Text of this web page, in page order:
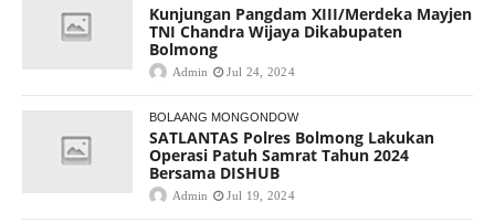
Kunjungan Pangdam XIII/Merdeka Mayjen
TNI Chandra Wijaya Dikabupaten
Bolmong
Admin Jul 24, 2024
BOLAANG MONGONDOW
SATLANTAS Polres Bolmong Lakukan
Operasi Patuh Samrat Tahun 2024
Bersama DISHUB
Admin Jul 19, 2024